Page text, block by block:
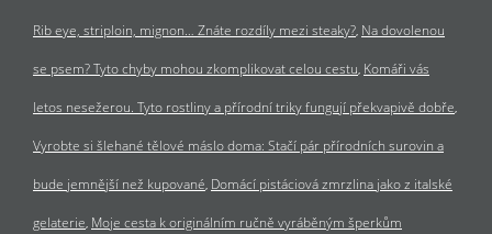
Rib eye, striploin, mignon… Znáte rozdíly mezi steaky? Na dovolenou
se psem? Tyto chyby mohou zkomplikovat celou cestu Komáři vás
letos nesežerou. Tyto rostliny a přírodní triky fungují překvapivě dobře
Vyrobte si šlehané tělové máslo doma: Stačí pár přírodních surovin a
bude jemnější než kupované Domácí pistáciová zmrzlina jako z italské
gelaterie Moje cesta k originálním ručně vyráběným šperkům